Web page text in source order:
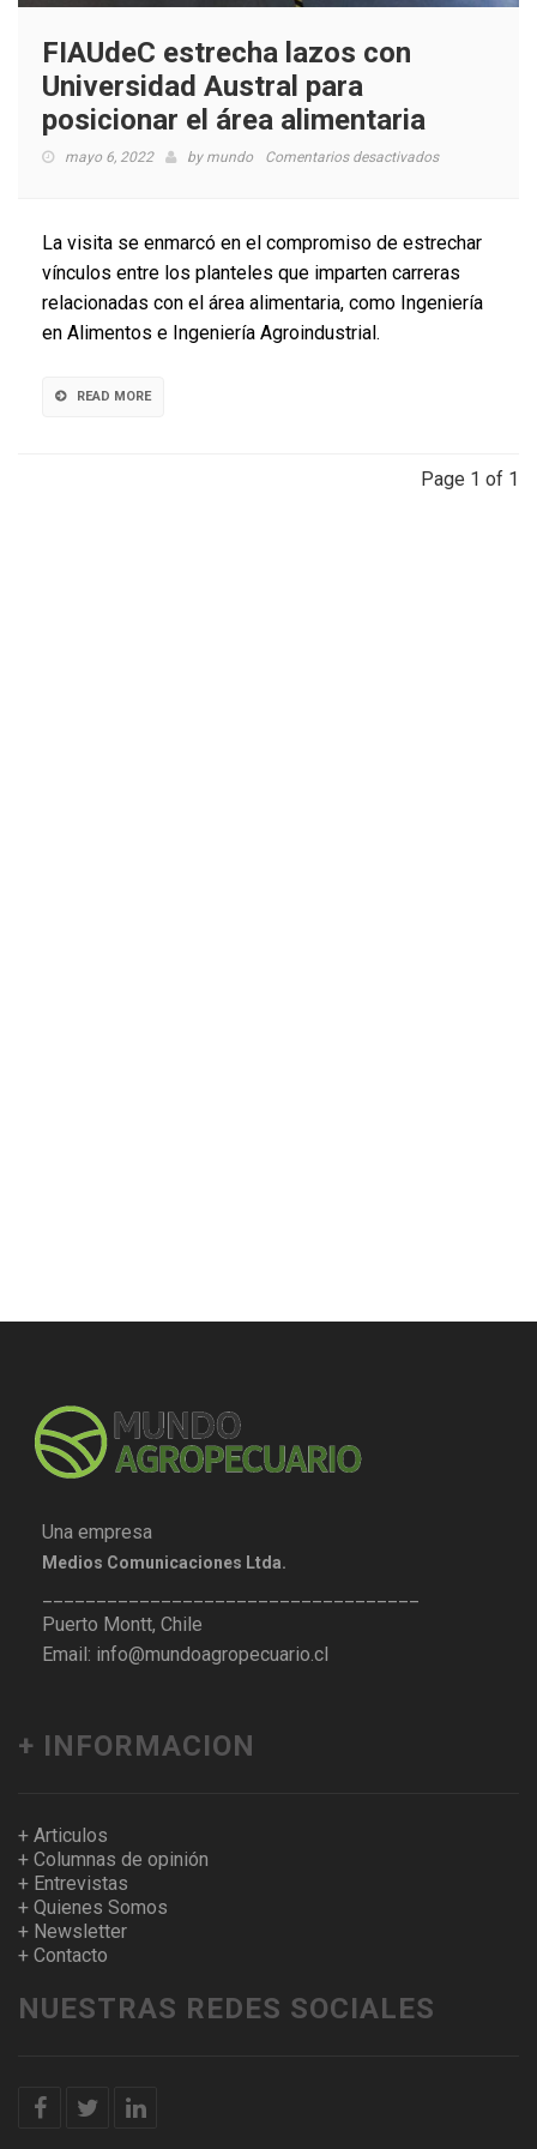
FIAUdeC estrecha lazos con
Universidad Austral para
posicionar el área alimentaria
mayo 6, 2022 by mundo Comentarios desactivadosen
con
Universidad
Austral
La visita se enmarcó en el compromiso de estrechar
vínculos entre los planteles que imparten carreras
relacionadas con el área alimentaria, como Ingeniería
en Alimentos e Ingeniería Agroindustrial.
READ MORE
Page 1 of 1
Una empresa
Medios Comunicaciones Ltda.
Puerto Montt, Chile
Email: info@mundoagropecuario.cl
+ INFORMACION
+ Articulos
+ Columnas de opinión
+ Entrevistas
+ Quienes Somos
+ Newsletter
+ Contacto
NUESTRAS REDES SOCIALES